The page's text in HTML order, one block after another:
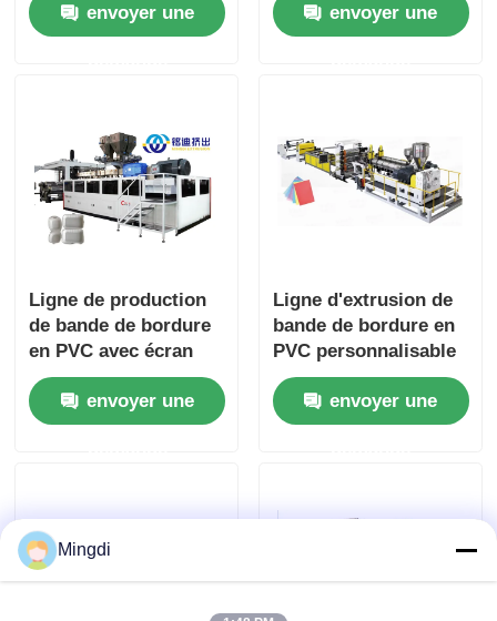
automatique pour la
décoration de
envoyer une
capacité
consommation
envoyer une
Ligne de production
de bande de bordure
en PVC avec écran
tactile
envoyer une
Ligne d'extrusion de
bande de bordure en
PVC personnalisable
600-1200 mm largeur
contrôle intelligent
envoyer une
Mingdi